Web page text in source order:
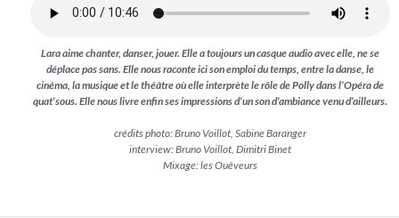
Lara aime chanter, danser, jouer. Elle a toujours un casque audio avec elle, ne se
déplace pas sans. Elle nous raconte ici son emploi du temps, entre la danse, le
cinéma, la musique et le théâtre où elle interprète le rôle de Polly dans l’Opéra de
quat’sous. Elle nous livre enfin ses impressions d’un son d’ambiance venu d’ailleurs.
crédits photo: Bruno Voillot, Sabine Baranger
interview: Bruno Voillot, Dimitri Binet
Mixage: les Ouêveurs